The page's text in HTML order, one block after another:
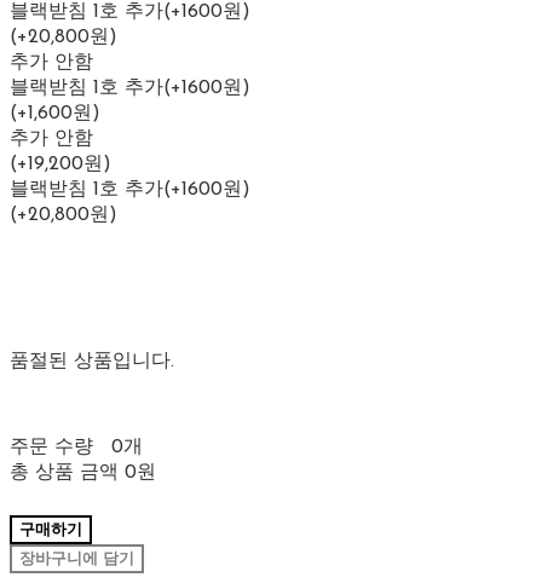
블랙받침 1호 추가(+1600원)
(+20,800원)
추가 안함
블랙받침 1호 추가(+1600원)
(+1,600원)
추가 안함
(+19,200원)
블랙받침 1호 추가(+1600원)
(+20,800원)
품절된 상품입니다.
주문 수량
0개
총 상품 금액 0원
구매하기
장바구니에 담기